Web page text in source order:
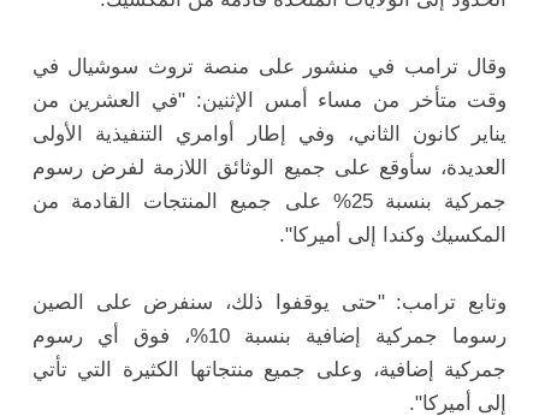
وقال ترامب في منشور على منصة تروث سوشيال في
وقت متأخر من مساء أمس الإثنين: "في العشرين من
يناير كانون الثاني، وفي إطار أوامري التنفيذية الأولى
العديدة، سأوقع على جميع الوثائق اللازمة لفرض رسوم
جمركية بنسبة 25% على جميع المنتجات القادمة من
المكسيك وكندا إلى أميركا".
وتابع ترامب: "حتى يوقفوا ذلك، سنفرض على الصين
رسوما جمركية إضافية بنسبة 10%، فوق أي رسوم
جمركية إضافية، وعلى جميع منتجاتها الكثيرة التي تأتي
إلى أميركا".